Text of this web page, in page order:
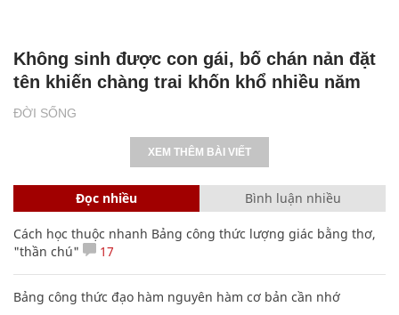
ĐỜI SỐNG
Không sinh được con gái, bố chán nản đặt
tên khiến chàng trai khốn khổ nhiều năm
XEM THÊM BÀI VIẾT
Đọc nhiều Bình luận nhiều
Cách học thuộc nhanh Bảng công thức lượng giác bằng thơ,
"thần chú"
17
Bảng công thức đạo hàm nguyên hàm cơ bản cần nhớ